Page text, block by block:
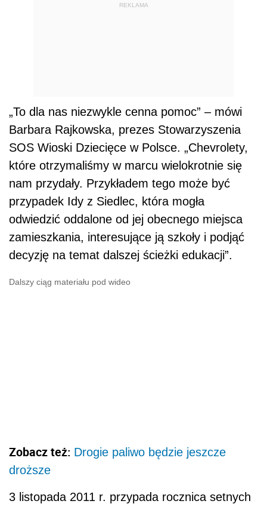
REKLAMA
„To dla nas niezwykle cenna pomoc” – mówi
Barbara Rajkowska, prezes Stowarzyszenia
SOS Wioski Dziecięce w Polsce. „Chevrolety,
które otrzymaliśmy w marcu wielokrotnie się
nam przydały. Przykładem tego może być
przypadek Idy z Siedlec, która mogła
odwiedzić oddalone od jej obecnego miejsca
zamieszkania, interesujące ją szkoły i podjąć
decyzję na temat dalszej ścieżki edukacji”.
Dalszy ciąg materiału pod wideo
Zobacz też: Drogie paliwo będzie jeszcze
droższe
3 listopada 2011 r. przypada rocznica setnych